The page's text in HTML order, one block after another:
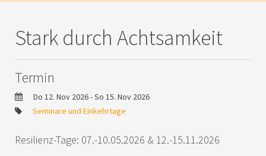
Stark durch Achtsamkeit
Termin
Do 12. Nov 2026 - So 15. Nov 2026
Seminare und Einkehrtage
Resilienz-Tage: 07.-10.05.2026 & 12.-15.11.2026